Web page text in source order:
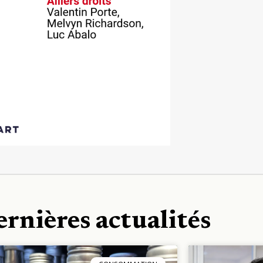
actualités